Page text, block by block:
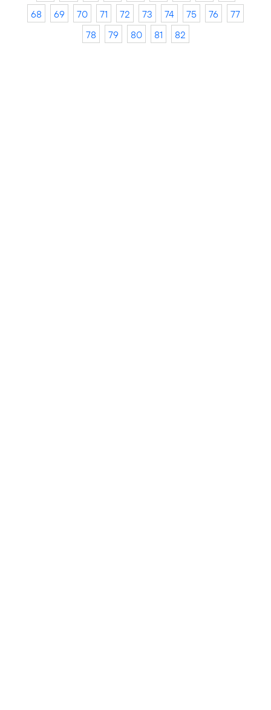
68
69 70 71 72 73 74 75 76
77
78
79 80 81 82